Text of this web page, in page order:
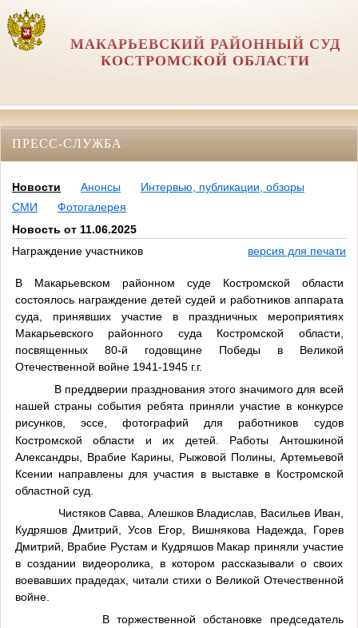
МАКАРЬЕВСКИЙ РАЙОННЫЙ СУД
КОСТРОМСКОЙ ОБЛАСТИ
ПРЕСС-СЛУЖБА
Новости Анонсы
Интервью, публикации, обзоры
СМИ
Фотогалерея
Новость от 11.06.2025
Награждение участников
версия для печати
В Макарьевском районном суде Костромской области
состоялось награждение детей судей и работников аппарата
суда, принявших участие в праздничных мероприятиях
Макарьевского районного суда Костромской области,
посвященных 80-й годовщине Победы в Великой
Отечественной войне 1941-1945 г.г.
В преддверии празднования этого значимого для всей
нашей страны события ребята приняли участие в конкурсе
рисунков, эссе, фотографий для работников судов
Костромской области и их детей.
Работы Антошкиной
Александры, Врабие Карины, Рыжовой Полины, Артемьевой
Ксении направлены для участия в выставке в Костромской
областной суд.
Чистяков Савва, Алешков Владислав, Васильев Иван,
Кудряшов Дмитрий, Усов Егор, Вишнякова Надежда, Горев
Дмитрий, Врабие Рустам и Кудряшов Макар приняли участие
в создании видеоролика, в котором рассказывали о своих
воевавших прадедах, читали стихи о Великой Отечественной
войне.
В торжественной обстановке председатель